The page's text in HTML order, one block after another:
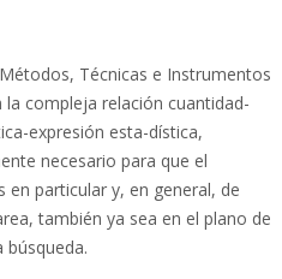
Técnicas e Instrumentos
compleja relación cuantidad-
expresión esta-dística,
necesario para que el
en particular y, en general, de
también ya sea en el plano de